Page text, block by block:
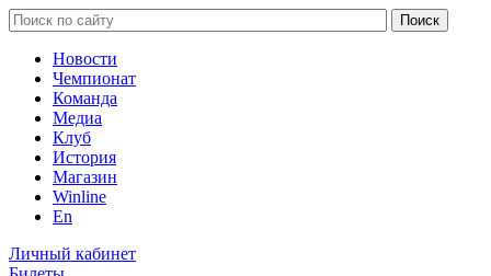
Новости
Чемпионат
Команда
Медиа
Клуб
История
Магазин
Winline
En
Личный кабинет